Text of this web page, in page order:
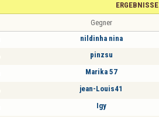
ERGEBNISSE
Gegner
nildinha nina
pinzsu
Marika 57
jean-Louis41
Igy